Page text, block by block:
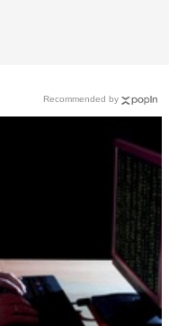
Recommended by